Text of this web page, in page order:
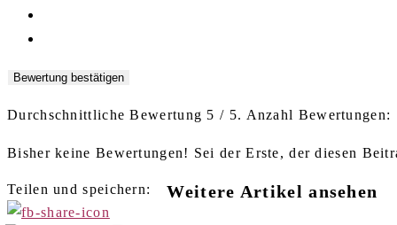
Bewertung bestätigen
Durchschnittliche Bewertung 5 / 5. Anzahl Bewertungen:
Bisher keine Bewertungen! Sei der Erste, der diesen
Teilen und speichern: Weitere Artikel ansehen